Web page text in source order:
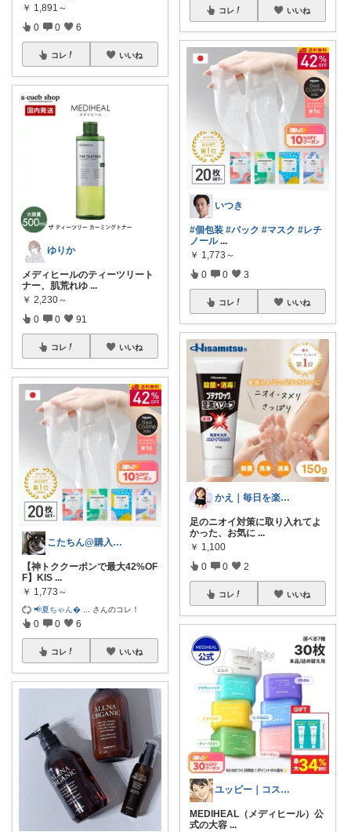
￥ 1,891～
0 0 6
コレ いいね
ゆりか
メディヒールのティーツリート
ナー、肌荒れゆ ...
￥ 2,230～
0 0 91
コレ いいね
こたちん@購入感謝です！
【神トククーポンで最大42%OF
F】KIS ...
￥ 1,773～
📢夏ちゃん さんのコレ！
0 0 6
コレ いいね
コレ いいね
いつき
#個包装 #パック #マスク #レチ
ノール ...
￥ 1,773～
0 0 3
コレ いいね
かえ｜毎日を楽しむ
足のニオイ対策に取り入れてよ
かった、お気に ...
￥ 1,100
0 0 2
コレ いいね
ユッピー｜コスメと子育てROOM
MEDIHEAL（メディヒール）公
式の大容 ...